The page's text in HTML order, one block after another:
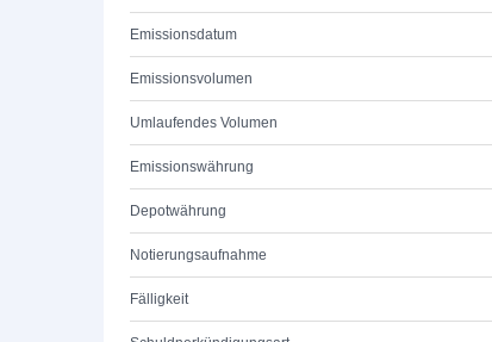
Emissionsdatum
Emissionsvolumen
Umlaufendes Volumen
Emissionswährung
Depotwährung
Notierungsaufnahme
Fälligkeit